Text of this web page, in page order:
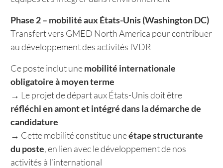
Phase 2 – mobilité aux États-Unis (Washington DC)
Transfert vers GMED North America pour contribuer
au développement des activités IVDR
Ce poste inclut unemobilité internationale
obligatoire à moyen terme
→ Le projet de départ aux États-Unis doit être
réfléchi en amont et intégré dans la démarche de
candidature
→ Cette mobilité constitue uneétape structurante
du poste, en lien avec le développement de nos
activités à l’international